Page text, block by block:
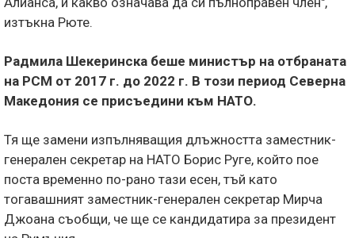
изтъкна Рюте.
Радмила Шекеринска беше министър на отбраната
на РСМ от 2017 г. до 2022 г. В този период Северна
Македония се присъедини към НАТО.
Тя ще замени изпълняващия длъжността заместник-
генерален секретар на НАТО Борис Руге, който пое
поста временно по-рано тази есен, тъй като
тогавашният заместник-генерален секретар Мирча
Джоана съобщи, че ще се кандидатира за президент